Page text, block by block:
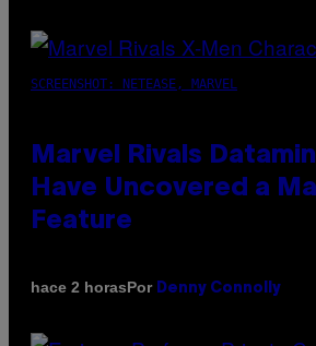
SCREENSHOT: NETEASE, MARVEL
Marvel Rivals
Have Uncovered a
Feature
hace 2 horasPor Denny Connolly